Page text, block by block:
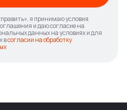
я принимаю условия
и даю согласие на
данных на условиях и для
всогласии на обработку